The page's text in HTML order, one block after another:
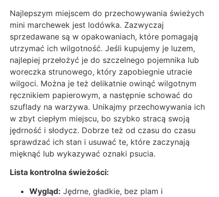
Najlepszym miejscem do przechowywania świeżych
mini marchewek jest lodówka. Zazwyczaj
sprzedawane są w opakowaniach, które pomagają
utrzymać ich wilgotność. Jeśli kupujemy je luzem,
najlepiej przełożyć je do szczelnego pojemnika lub
woreczka strunowego, który zapobiegnie utracie
wilgoci. Można je też delikatnie owinąć wilgotnym
ręcznikiem papierowym, a następnie schować do
szuflady na warzywa. Unikajmy przechowywania ich
w zbyt ciepłym miejscu, bo szybko stracą swoją
jędrność i słodycz. Dobrze też od czasu do czasu
sprawdzać ich stan i usuwać te, które zaczynają
mięknąć lub wykazywać oznaki psucia.
Lista kontrolna świeżości:
Wygląd: Jędrne, gładkie, bez plam i